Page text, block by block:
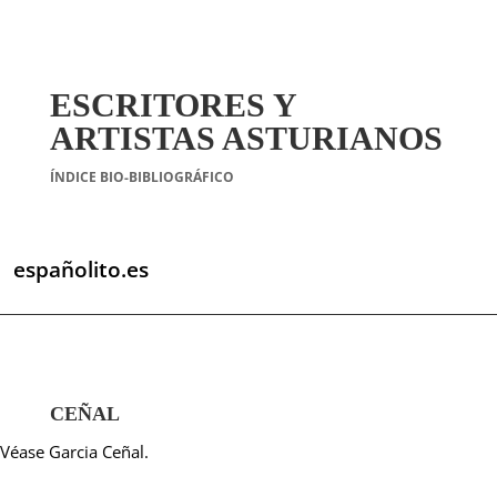
ESCRITORES Y
ARTISTAS ASTURIANOS
ÍNDICE BIO-BIBLIOGRÁFICO
españolito.es
CEÑAL
Véase Garcia Ceñal.